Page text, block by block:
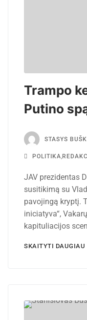
Trampo
Putino
STASYS
POLITIKA
JAV prezidentas
susitikimą su
pavojingą kryptį.
iniciatyva“,
kapituliacijos
SKAITYTI DAUGIAU